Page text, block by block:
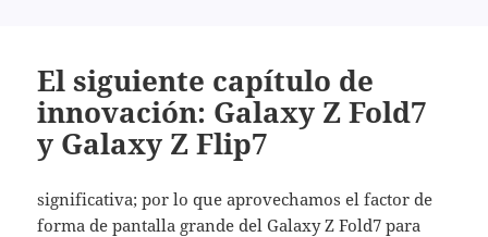
El siguiente capítulo de
innovación: Galaxy Z Fold7
y Galaxy Z Flip7
significativa; por lo que aprovechamos el factor de
forma de pantalla grande del Galaxy Z Fold7 para